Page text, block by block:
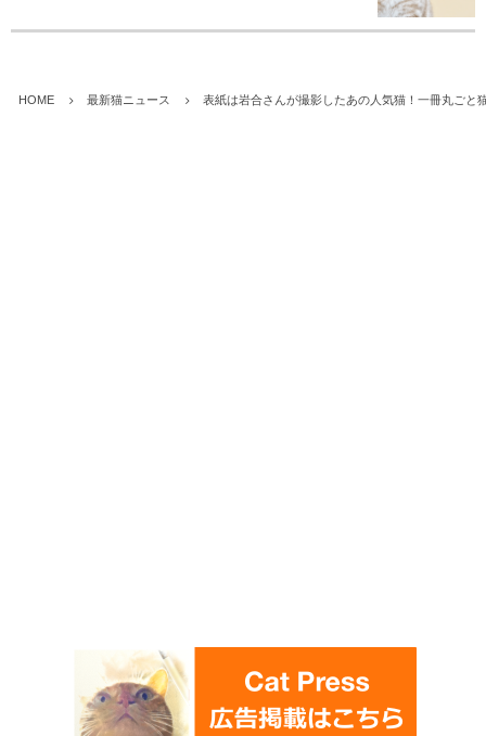
HOME 最新猫ニュース 表紙は岩合さんが撮影したあの人気猫！一冊丸ごと